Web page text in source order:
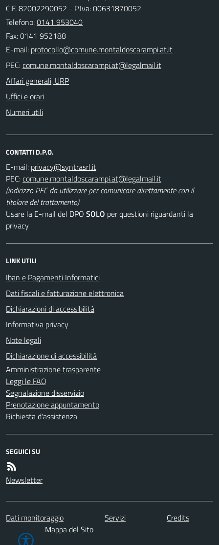
C.F. 82002290052 - P.Iva: 00631870052
Telefono:0141 953040
Fax: 0141 952188
E-mail:
PEC:
Affari generali, URP
Uffici e orari
Numeri utili
CONTATTI D.P.O.
E-mail:
PEC:
(indirizzo PEC da utilizzare per comunicare direttamente con il
titolare del trattamento)
Usare la E-mail del DPO SOLO per questioni riguardanti la
privacy
LINK UTILI
Iban e Pagamenti Informatici
Dati fiscali e fatturazione elettronica
Dichiarazioni di accessibilità
Informativa privacy
Note legali
Dichiarazione di accessibilità
Amministrazione trasparente
Leggi le FAQ
Segnalazione disservizio
Prenotazione appuntamento
Richiesta d'assistenza
SEGUICI SU
Newsletter
Dati monitoraggio Servizi
Credits
Mappa del Sito